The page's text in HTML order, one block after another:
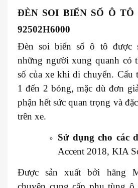
ĐÈN SOI BIỂN SỐ Ô TÔ
92502H6000
Đèn soi biển số ô tô được
những người xung quanh có
số của xe khi di chuyển. Cấu
1 đến 2 bóng, mặc dù đơn
phận hết sức quan trọng và
trên xe.
Sử dụng cho các
Accent 2018, KIA
Được sản xuất bởi hãng